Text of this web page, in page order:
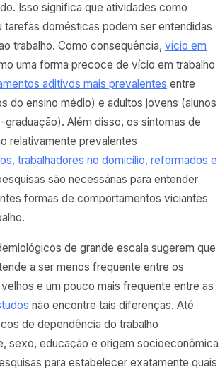
Isso significa que atividades como
tarefas domésticas podem ser entendidas
trabalho. Como consequência, vício em
uma forma precoce de vício em trabalho
aditivos mais prevalentes entre
do ensino médio) e adultos jovens (alunos
Além disso, os sintomas de
relativamente prevalentes
trabalhadores no domicílio, reformados e
são necessárias para entender
formas de comportamentos viciantes
de grande escala sugerem que
a ser menos frequente entre os
e um pouco mais frequente entre as
não encontre tais diferenças. Até
de dependência do trabalho
sexo, educação e origem socioeconômica
para estabelecer exatamente quais